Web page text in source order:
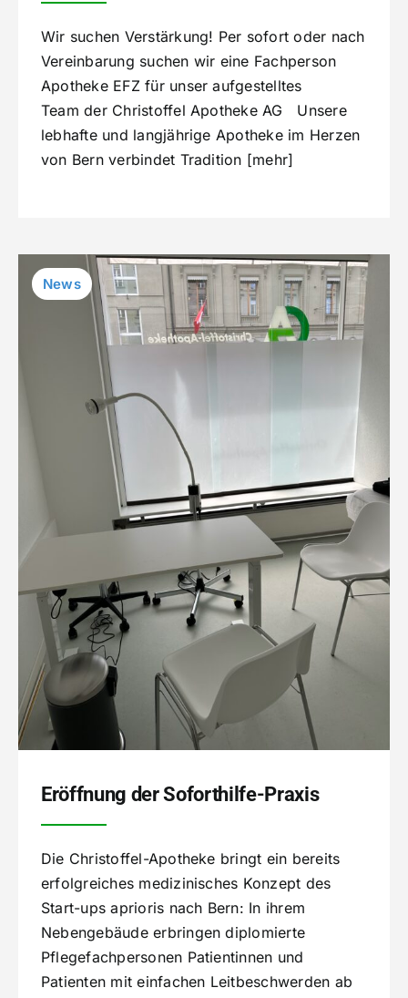
Wir suchen Verstärkung! Per sofort oder nach
Vereinbarung suchen wir eine Fachperson
Apotheke EFZ für unser aufgestelltes
Team der Christoffel Apotheke AG Unsere
lebhafte und langjährige Apotheke im Herzen
von Bern verbindet Tradition [mehr]
News
Eröffnung der Soforthilfe-Praxis
Die Christoffel-Apotheke bringt ein bereits
erfolgreiches medizinisches Konzept des
Start-ups aprioris nach Bern: In ihrem
Nebengebäude erbringen diplomierte
Pflegefachpersonen Patientinnen und
Patienten mit einfachen Leitbeschwerden ab